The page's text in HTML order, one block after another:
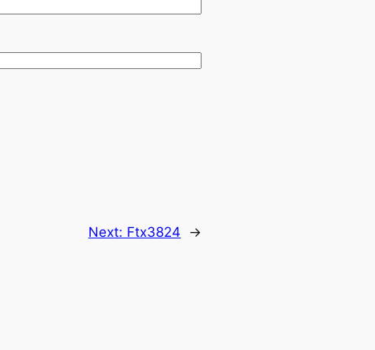
Next: Ftx3824 →